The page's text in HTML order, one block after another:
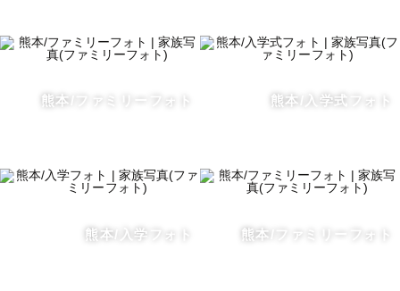
熊本/ファミリーフォト 熊本/入学式フォト
熊本/入学フォト 熊本/ファミリーフォト